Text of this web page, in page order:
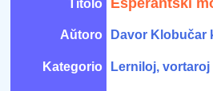
Titolo Esperantski
Aŭtoro Davor Klobučar
Kategorio Lerniloj, vortaroj